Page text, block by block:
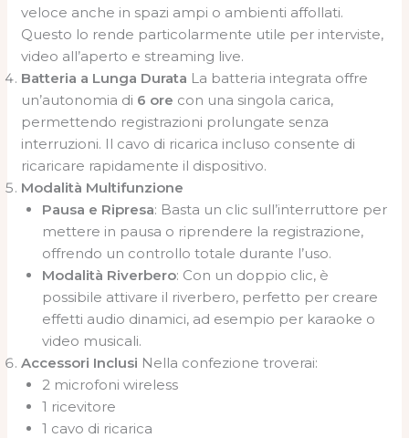
veloce anche in spazi ampi o ambienti affollati.
Questo lo rende particolarmente utile per interviste,
video all’aperto e streaming live.
Batteria a Lunga Durata La batteria integrata offre
un’autonomia di 6 ore con una singola carica,
permettendo registrazioni prolungate senza
interruzioni. Il cavo di ricarica incluso consente di
ricaricare rapidamente il dispositivo.
Modalità Multifunzione
Pausa e Ripresa: Basta un clic sull’interruttore per
mettere in pausa o riprendere la registrazione,
offrendo un controllo totale durante l’uso.
Modalità Riverbero: Con un doppio clic, è
possibile attivare il riverbero, perfetto per creare
effetti audio dinamici, ad esempio per karaoke o
video musicali.
Accessori Inclusi Nella confezione troverai:
2 microfoni wireless
1 ricevitore
1 cavo di ricarica